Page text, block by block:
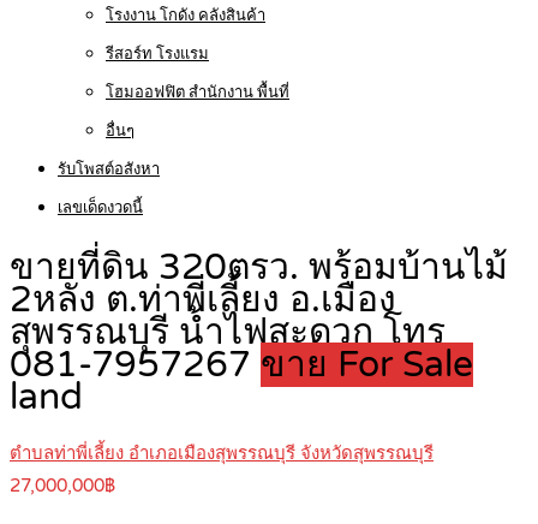
โรงงาน โกดัง คลังสินค้า
รีสอร์ท โรงแรม
โฮมออฟฟิต สำนักงาน พื้นที่
อื่นๆ
รับโพสต์อสังหา
เลขเด็ดงวดนี้
ขายที่ดิน 320ตรว. พร้อมบ้านไม้
2หลัง ต.ท่าพี่เลี้ยง อ.เมือง
สุพรรณบุรี น้ำไฟสะดวก โทร
081-7957267 ขาย For Sale
land
ตำบลท่าพี่เลี้ยง อำเภอเมืองสุพรรณบุรี จังหวัดสุพรรณบุรี
27,000,000฿